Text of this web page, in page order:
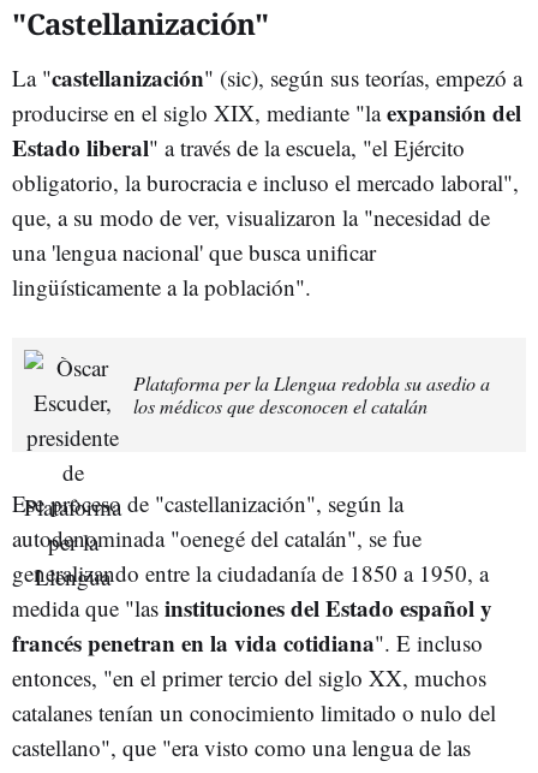
"Castellanización"
La "castellanización" (sic), según sus teorías, empezó a
producirse en el siglo XIX, mediante "laexpansión del
Estado liberal" a través de la escuela, "el Ejército
obligatorio, la burocracia e incluso el mercado laboral",
que, a su modo de ver, visualizaron la "necesidad de
una 'lengua nacional' que busca unificar
lingüísticamente a la población".
Plataforma per la Llengua redobla su asedio a
los médicos que desconocen el catalán
Ese proceso de "castellanización", según la
autodenominada "oenegé del catalán", se fue
generalizando entre la ciudadanía de 1850 a 1950, a
medida que "las instituciones del Estado español y
francés penetran en la vida cotidiana". E incluso
entonces, "en el primer tercio del siglo XX, muchos
catalanes tenían un conocimiento limitado o nulo del
castellano", que "era visto como una lengua de las